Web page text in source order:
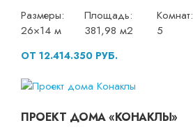
Размеры:
26×14 м
Площадь:
381,98 м2
Комнат:
5
ОТ 12.414.350 РУБ.
ПРОЕКТ ДОМА «КОНАКЛЫ»